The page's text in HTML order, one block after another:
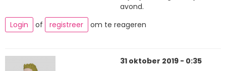
avond.
Login
of registreer om te reageren
31 oktober 2019 - 0:35